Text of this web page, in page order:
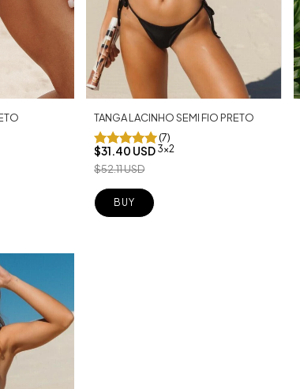
TANGA LACINHO SEMI FIO PRETO
(7)
$31.40 USD 3x2
$52.11 USD
BUY